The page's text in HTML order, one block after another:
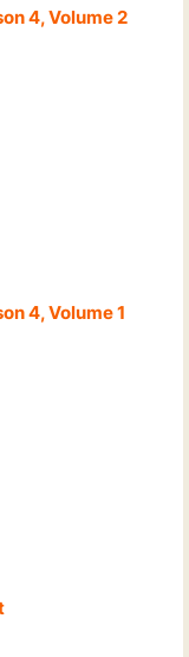
4, Volume 2
4, Volume 1